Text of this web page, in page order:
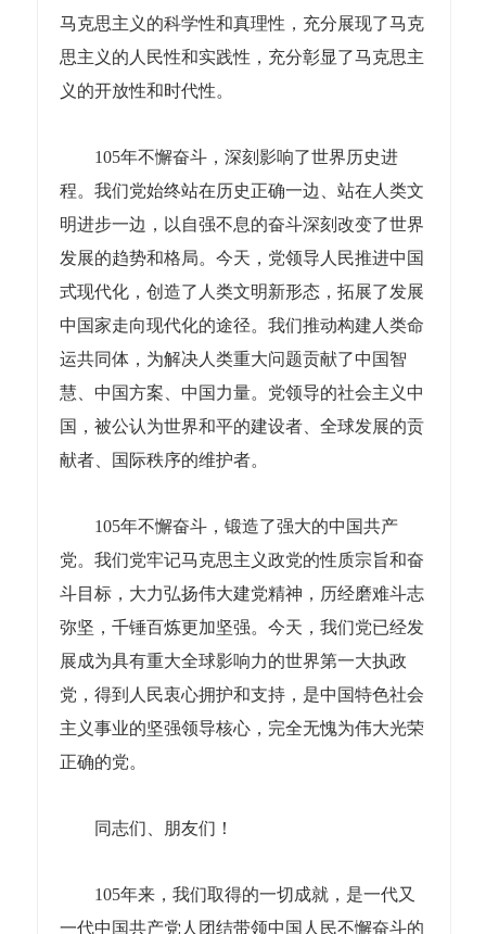
马克思主义的科学性和真理性，充分展现了马克
思主义的人民性和实践性，充分彰显了马克思主
义的开放性和时代性。
105年不懈奋斗，深刻影响了世界历史进
程。我们党始终站在历史正确一边、站在人类文
明进步一边，以自强不息的奋斗深刻改变了世界
发展的趋势和格局。今天，党领导人民推进中国
式现代化，创造了人类文明新形态，拓展了发展
中国家走向现代化的途径。我们推动构建人类命
运共同体，为解决人类重大问题贡献了中国智
慧、中国方案、中国力量。党领导的社会主义中
国，被公认为世界和平的建设者、全球发展的贡
献者、国际秩序的维护者。
105年不懈奋斗，锻造了强大的中国共产
党。我们党牢记马克思主义政党的性质宗旨和奋
斗目标，大力弘扬伟大建党精神，历经磨难斗志
弥坚，千锤百炼更加坚强。今天，我们党已经发
展成为具有重大全球影响力的世界第一大执政
党，得到人民衷心拥护和支持，是中国特色社会
主义事业的坚强领导核心，完全无愧为伟大光荣
正确的党。
同志们、朋友们！
105年来，我们取得的一切成就，是一代又
一代中国共产党人团结带领中国人民不懈奋斗的